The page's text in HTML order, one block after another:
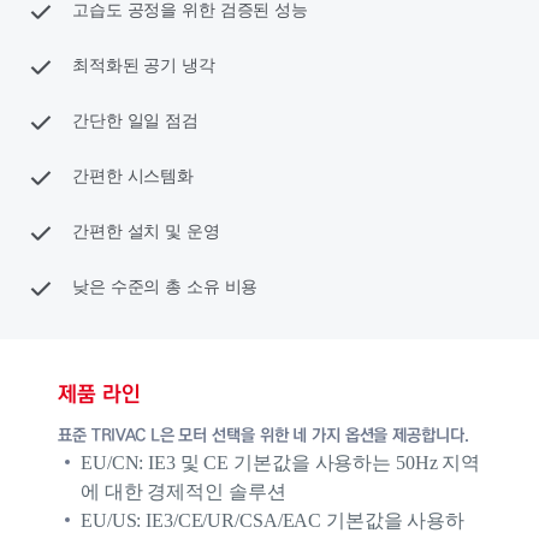
고습도 공정을 위한 검증된 성능
최적화된 공기 냉각
간단한 일일 점검
간편한 시스템화
간편한 설치 및 운영
낮은 수준의 총 소유 비용
제품 라인
표준 TRIVAC L은 모터 선택을 위한 네 가지 옵션을 제공합니다.
EU/CN: IE3 및 CE 기본값을 사용하는 50Hz 지역
에 대한 경제적인 솔루션
EU/US: IE3/CE/UR/CSA/EAC 기본값을 사용하